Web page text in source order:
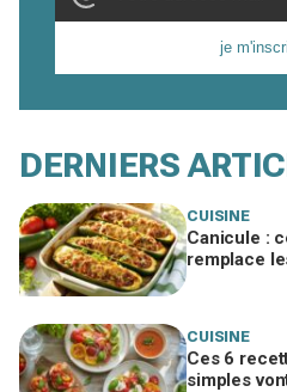
je
DERNIERS
CUISINE
Canicule :
remplace
CUISINE
Ces 6
simples